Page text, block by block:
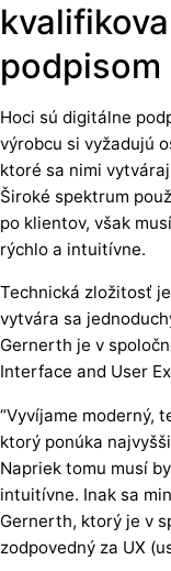
podpisom
Hoci sú digitálne
výrobcu si vyžadujú
ktoré sa nimi
Široké spektrum
po klientov, však
rýchlo a intuitívne.
Technická zložitosť
vytvára sa
Gernerth je v
Interface and User
“Vyvíjame moderný,
ktorý ponúka
Napriek tomu musí
intuitívne. Inak sa
Gernerth, ktorý je v
zodpovedný za UX